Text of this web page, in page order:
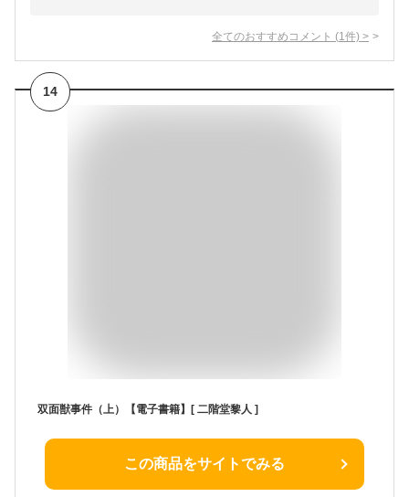
全てのおすすめコメント (1 件) >
14
双面獣事件（上）【電子書籍】[ 二階堂黎人 ]
この商品をサイトでみる